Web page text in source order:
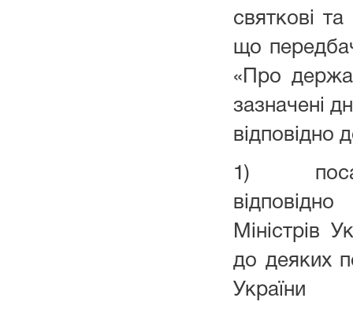
святкові
що
«Про
зазначені
відповідно
1)
Міністрів
до деяких
України